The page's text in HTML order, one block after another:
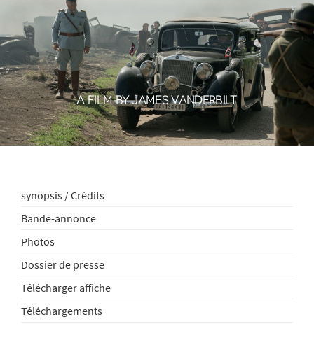
A FILM BY JAMES VANDERBILT
synopsis / Crédits
Bande-annonce
Photos
Dossier de presse
Télécharger affiche
Téléchargements